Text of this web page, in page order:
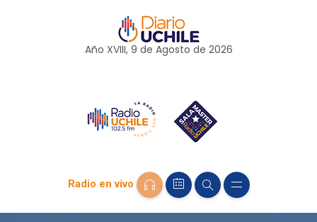
Año XVIII, 9 de Agosto de 2026
Radio en vivo